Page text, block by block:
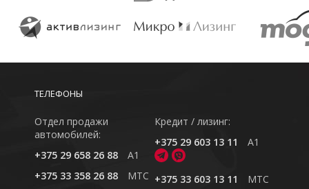
ТЕЛЕФОНЫ
Отдел продажи
автомобилей:
+375 29 658 26 88
A1
+375 33 358 26 88
MTC
Кредит / лизинг:
+375 29 603 13 11
A1
+375 33 603 13 11
MTC